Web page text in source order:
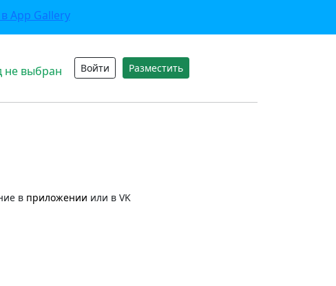
не выбран Войти Разместить
в приложении или в VK